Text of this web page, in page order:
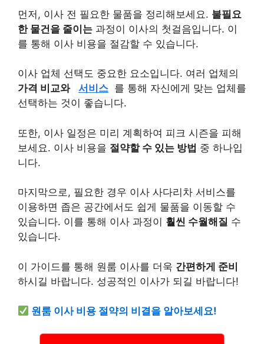
먼저, 이사 전 필요한 물품을 정리해보세요. 불필요
한 물건을 줄이는 과정이 이사의 첫걸음입니다. 이
를 통해 이사 비용을 절감할 수 있습니다.
이사 업체 선택도 중요한 요소입니다. 여러 업체의
가격 비교와
서비스 를 통해 자신에게 맞는 업체를
선택하는 것이 좋습니다.
또한, 이사 일정은 미리 계획하여 피크 시즌을 피해
보세요. 이사 비용을 절약할 수 있는 방법 중 하나입
니다.
마지막으로, 필요한 경우 이사 사다리차 서비스를
이용하면 좁은 공간에서도 쉽게 물품을 이동할 수
있습니다. 이를 통해 이사 과정이 훨씬 수월해질 수
있습니다.
이 가이드를 통해 원룸 이사를 더욱 간편하게 준비
하시길 바랍니다. 성공적인 이사가 되길 바랍니다!
원룸 이사 비용 절약의 비결을 알아보세요!